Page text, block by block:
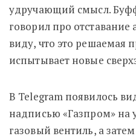
удручающий смысл.
говорил про
виду, что это решаемая
испытывает новые
В Telegram появилось
надписью «Газпром»
газовый вентиль, а